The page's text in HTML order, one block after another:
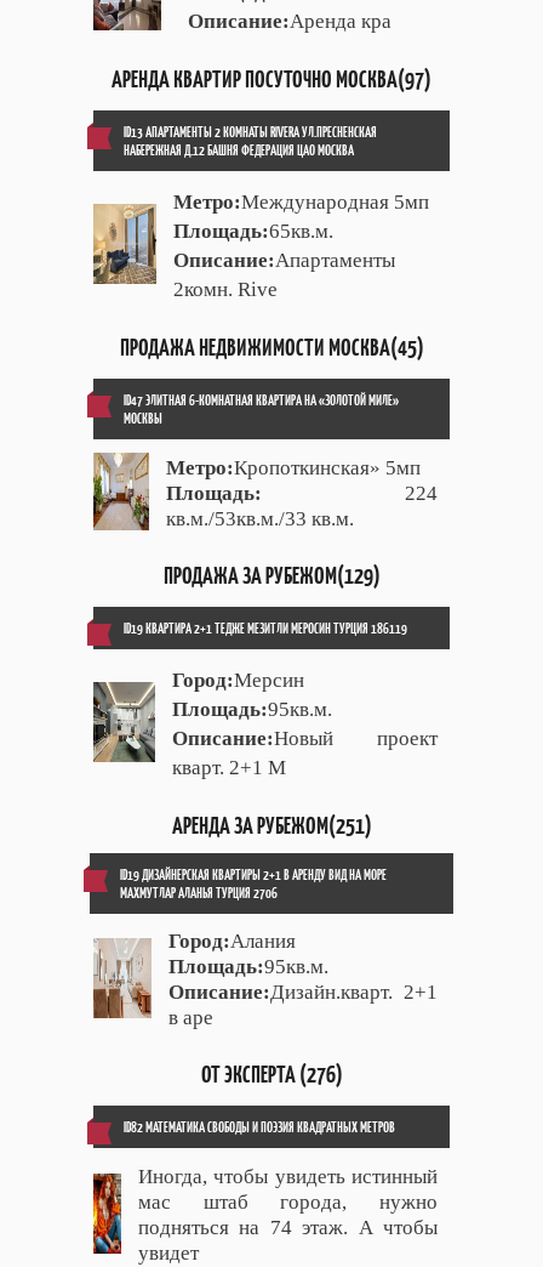
Описание:Аренда кра
АРЕНДА КВАРТИР ПОСУТОЧНО МОСКВА(97)
ID13 АПАРТАМЕНТЫ 2 КОМНАТЫ RIVERA УЛ.ПРЕСНЕНСКАЯ
НАБЕРЕЖНАЯ Д.12 БАШНЯ ФЕДЕРАЦИЯ ЦАО МОСКВА
Метро:Международная 5мп
Площадь:65кв.м.
Описание:Апартаменты
2комн. Rive
ПРОДАЖА НЕДВИЖИМОСТИ МОСКВА(45)
ID47 ЭЛИТНАЯ 6-КОМНАТНАЯ КВАРТИРА НА «ЗОЛОТОЙ МИЛЕ»
МОСКВЫ
Метро:Кропоткинская» 5мп
Площадь:
224
кв.м./53кв.м./33 кв.м.
ПРОДАЖА ЗА РУБЕЖОМ(129)
ID19 КВАРТИРА 2+1 ТЕДЖЕ МЕЗИТЛИ МЕРОСИН ТУРЦИЯ 186119
Город:Мерсин
Площадь:95кв.м.
Описание:Новый проект
кварт. 2+1 М
АРЕНДА ЗА РУБЕЖОМ(251)
ID19 ДИЗАЙНЕРСКАЯ КВАРТИРЫ 2+1 В АРЕНДУ ВИД НА МОРЕ
МАХМУТЛАР АЛАНЬЯ ТУРЦИЯ 2706
Город:Алания
Площадь:95кв.м.
Описание:Дизайн.кварт. 2+1
в аре
ОТ ЭКСПЕРТА (276)
ID82 МАТЕМАТИКА СВОБОДЫ И ПОЭЗИЯ КВАДРАТНЫХ МЕТРОВ
Иногда, чтобы увидеть истинный
мас штаб города, нужно
подняться на 74 этаж. А чтобы
увидет